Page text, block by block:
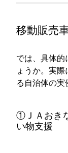
移動販売
では、具体
ょうか。実
る自治体の実
①ＪＡおき
い物支援